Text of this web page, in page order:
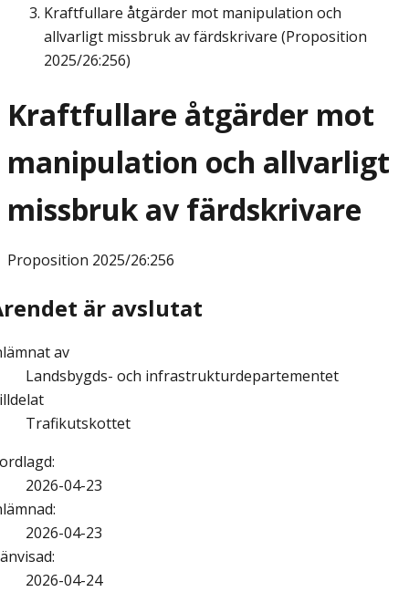
Kraftfullare åtgärder mot manipulation och
allvarligt missbruk av färdskrivare (Proposition
2025/26:256)
Kraftfullare åtgärder mot
manipulation och allvarligt
missbruk av färdskrivare
Proposition 2025/26:256
är avslutat
av
Landsbygds- och infrastrukturdepartementet
Trafikutskottet
:
2026-04-23
:
2026-04-23
:
2026-04-24